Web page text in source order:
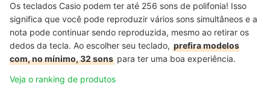
Os teclados Casio podem ter até 256 sons de polifonia! Isso
significa que você pode reproduzir vários sons simultâneos e a
nota pode continuar sendo reproduzida, mesmo ao retirar os
dedos da tecla. Ao escolher seu teclado, prefira modelos
com, no mínimo, 32 sons para ter uma boa experiência.
Veja o ranking de produtos